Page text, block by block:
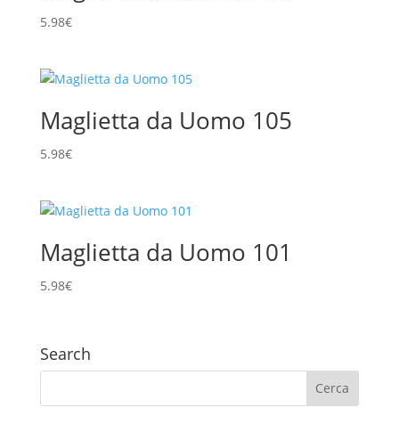
5.98€
Maglietta da Uomo 105
5.98€
Maglietta da Uomo 101
5.98€
Search